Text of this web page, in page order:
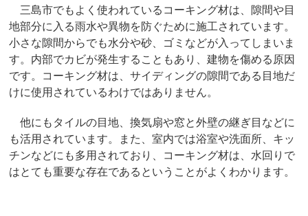
三島市でもよく使われているコーキング材は、隙間や目
地部分に入る雨水や異物を防ぐために施工されています。
小さな隙間からでも水分や砂、ゴミなどが入ってしまいま
す。内部でカビが発生することもあり、建物を傷める原因
です。コーキング材は、サイディングの隙間である目地だ
けに使用されているわけではありません。
他にもタイルの目地、換気扇や窓と外壁の継ぎ目などに
も活用されています。また、室内では浴室や洗面所、キッ
チンなどにも多用されており、コーキング材は、水回りで
はとても重要な存在であるということがよくわかります。